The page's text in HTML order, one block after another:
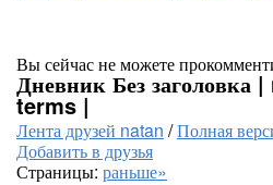
Вы сейчас не можете
Дневник Без
terms |
Лента друзей natan /Полная
Добавить в друзья
Страницы: раньше»